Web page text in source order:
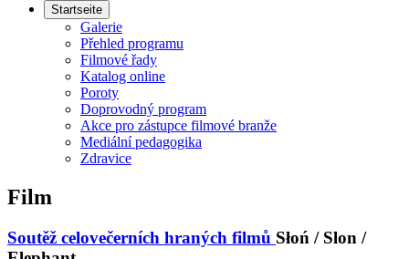
Startseite
Galerie
Přehled programu
Filmové řady
Katalog online
Poroty
Doprovodný program
Akce pro zástupce filmové branže
Mediální pedagogika
Zdravice
Film
Soutěž celovečerních hraných filmů Słoń / Slon /